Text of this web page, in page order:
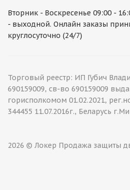
Вторник - Воскресенье 09:00 -
- выходной. Онлайн заказы
круглосуточно (24/7)
Торговый реестр: ИП Губич
690159009, св-во 690159009
горисполкомом 01.02.2021,
344455 11.07.2016г., Беларусь
2026 © Локер Продажа защиты